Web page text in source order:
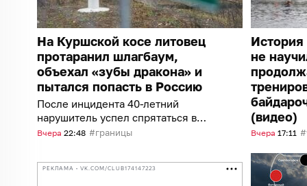
На Куршской косе литовец
протаранил шлагбаум,
объехал «зубы дракона» и
пытался попасть в Россию
После инцидента 40-летний
нарушитель успел спрятаться в
лесу
Вчера 22:48 границы
не
(видео)
Вчера 17:11
РЕКЛАМА • VK.COM/CLUB174147223